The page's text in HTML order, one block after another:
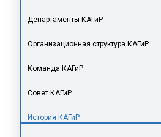
Департаменты КАГиР
Организационная структура КАГиР
Команда КАГиР
Совет КАГиР
История КАГиР